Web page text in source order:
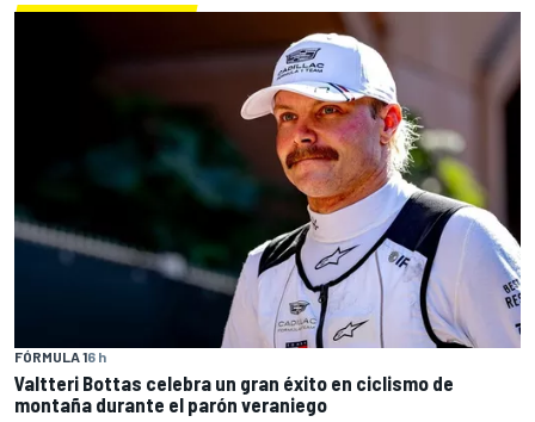
FÓRMULA 16 h
Valtteri Bottas celebra un gran éxito en ciclismo de
montaña durante el parón veraniego